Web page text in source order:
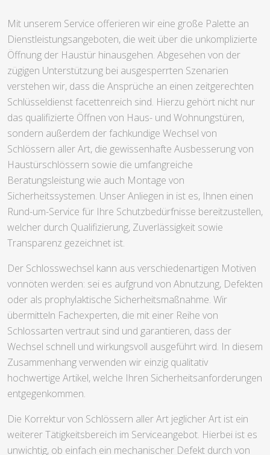
Mit unserem Service offerieren wir eine große Palette an
Dienstleistungsangeboten, die weit über die unkomplizierte
Öffnung der Haustür hinausgehen. Abgesehen von der
zügigen Unterstützung bei ausgesperrten Szenarien
verstehen wir, dass die Ansprüche an einen zeitgerechten
Schlüsseldienst facettenreich sind. Hierzu gehört nicht nur
das qualifizierte Öffnen von Haus- und Wohnungstüren,
sondern außerdem der fachkundige Wechsel von
Schlössern aller Art, die gewissenhafte Ausbesserung von
Haustürschlössern sowie die umfangreiche
Beratungsleistung wie auch Montage von
Sicherheitssystemen. Unser Anliegen in ist es, Ihnen einen
Rund-um-Service für Ihre Schutzbedürfnisse bereitzustellen,
welcher durch Qualifizierung, Zuverlässigkeit sowie
Transparenz gezeichnet ist.
Der Schlosswechsel kann aus verschiedenartigen Motiven
vonnöten werden: sei es aufgrund von Abnutzung, Defekten
oder als prophylaktische Sicherheitsmaßnahme. Wir
übermitteln Fachexperten, die mit einer Reihe von
Schlossarten vertraut sind und garantieren, dass der
Wechsel schnell und wirkungsvoll ausgeführt wird. In diesem
Zusammenhang verwenden wir einzig qualitativ
hochwertige Artikel, welche Ihren Sicherheitsanforderungen
entgegenkommen.
Die Korrektur von Schlössern aller Art jeglicher Art ist ein
weiterer Tätigkeitsbereich im Serviceangebot. Hierbei ist es
unwichtig, ob einfach ein mechanischer Defekt durch von